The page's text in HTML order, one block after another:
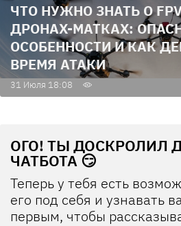
ЧТО НУЖНО ЗНАТЬ О
ДРОНАХ-МАТКАХ:
ОСОБЕННОСТИ И КАК
ВРЕМЯ АТАКИ
31 Июля 18:08
ОГО! ТЫ ДОСКРОЛИЛ
ЧАТБОТА 😏
Теперь у тебя есть
его под себя и узнавать
первым, чтобы